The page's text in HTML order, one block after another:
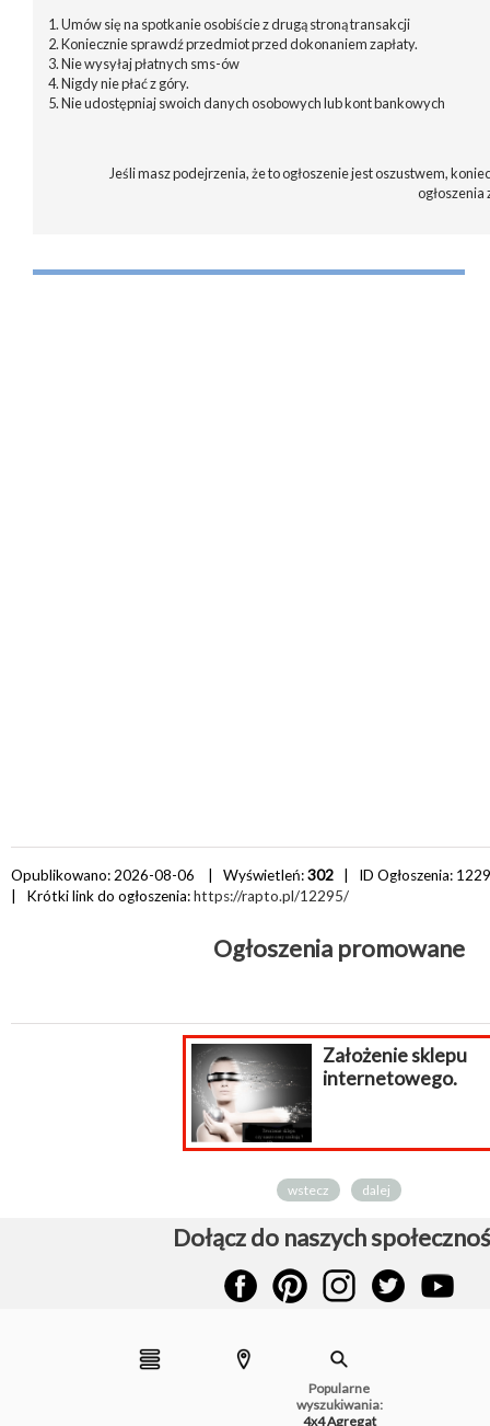
1. Umów się na spotkanie osobiście z drugą stroną transakcji
2. Koniecznie sprawdź przedmiot przed dokonaniem zapłaty.
3. Nie wysyłaj płatnych sms-ów
4. Nigdy nie płać z góry.
5. Nie udostępniaj swoich danych osobowych lub kont bankowych
Jeśli masz podejrzenia, że to ogłoszenie jest oszustwem,
Opublikowano: 2026-08-06 | Wyświetleń:302 | ID Ogłoszenia:
| Krótki link do ogłoszenia:https://rapto.pl/12295/
Ogłoszenia promowane
Założenie sklepu
internetowego.
wstecz dalej
Dołącz do naszych
Popularne
wyszukiwania:
4x4Agregat